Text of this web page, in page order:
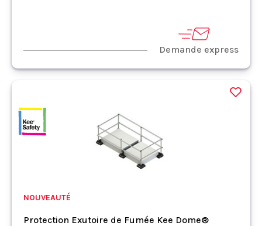
Demande express
NOUVEAUTÉ
Protection Exutoire de Fumée Kee Dome®